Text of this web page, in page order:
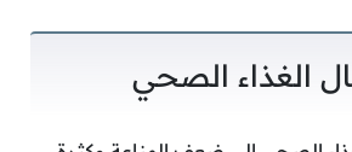
الغذاء الصحي